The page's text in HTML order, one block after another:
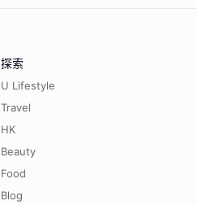
探索
U Lifestyle
Travel
HK
Beauty
Food
Blog